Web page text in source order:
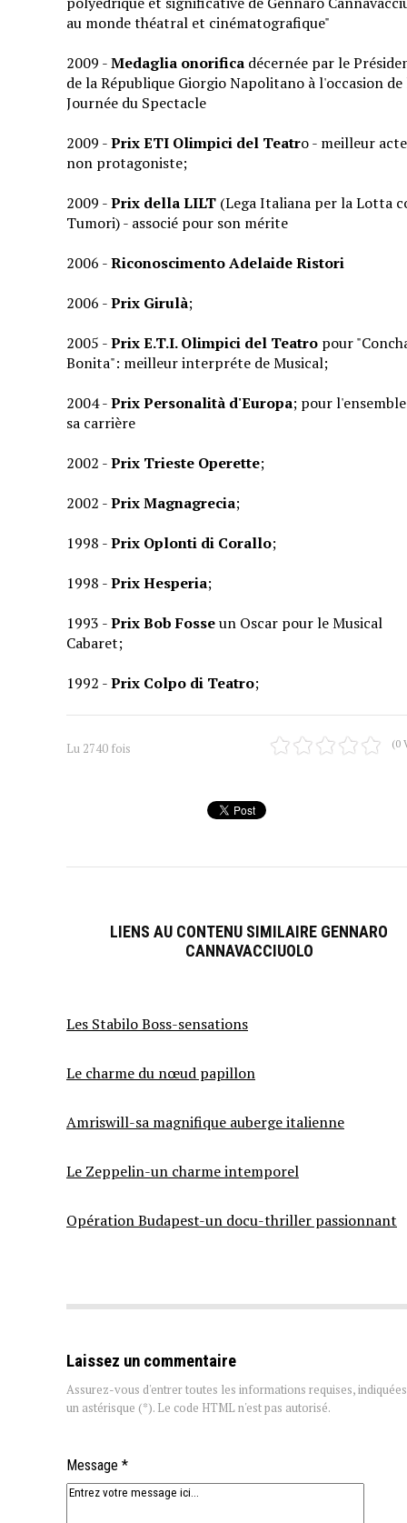
au monde théatral et cinématografique"
2009 -Medaglia onorifica décernée par le
de la République Giorgio Napolitano à l'occasion de
Journée du Spectacle
2009 -PrixETI Olimpici del Teatro - meilleur
non protagoniste;
2009 -Prix della LILT (Lega Italiana per la Lotta
Tumori) - associé pour son mérite
2006 -Riconoscimento Adelaide Ristori
2006 -Prix Girulà;
2005 -PrixE.T.I. Olimpici del Teatro pour
Bonita": meilleur interpréte de Musical;
2004 -PrixPersonalità d'Europa; pour
sa carrière
2002 -Prix Trieste Operette;
2002 -PrixMagnagrecia;
1998 -Prix Oplonti di Corallo;
1998 -PrixHesperia;
1993 -PrixBob Fosseun Oscar pour le Musical
Cabaret;
1992 -Prix Colpo di Teatro;
(0
Lu 2740 fois
LIENS AU CONTENU SIMILAIRE GENNARO
CANNAVACCIUOLO
Les Stabilo Boss-sensations
Le charme du nœud papillon
Amriswill-sa magnifique auberge italienne
Le Zeppelin-un charme intemporel
Opération Budapest-un docu-thriller passionnant
Laissez un commentaire
Assurez-vous d'entrer toutes les informations requises,
un astérisque (*). Le code HTML n'est pas autorisé.
Message *